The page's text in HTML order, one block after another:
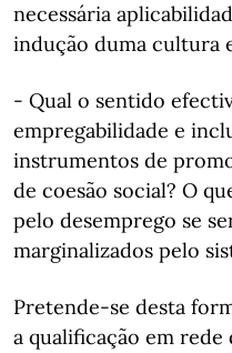
necessária
indução duma cultura
- Qual o sentido
empregabilidade e
instrumentos de
de coesão social? O
pelo desemprego se
marginalizados pelo
Pretende-se desta
a qualificação em